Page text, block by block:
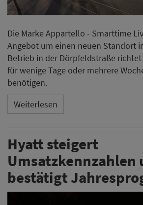
Die Marke Appartello - Smarttime
Angebot um einen neuen Standort
Betrieb in der Dörpfeldstraße richtet
für wenige Tage oder mehrere
benötigen.
Weiterlesen
Hyatt steigert
Umsatzkennzahlen
bestätigt